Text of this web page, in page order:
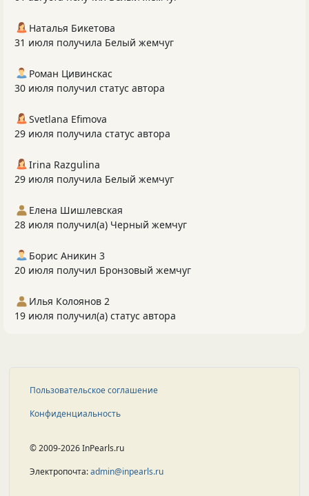
Наталья Бикетова
31 июля получила Белый жемчуг
Роман Цивинскас
30 июля получил статус автора
Svetlana Efimova
29 июля получила статус автора
Irina Razgulina
29 июля получила Белый жемчуг
Елена Шишлевская
28 июля получил(а) Черный жемчуг
Борис Аникин 3
20 июля получил Бронзовый жемчуг
Илья Колоянов 2
19 июля получил(а) статус автора
Пользовательское соглашение
Конфиденциальность
© 2009-2026 InPearls.ru
Электропочта:admin@inpearls.ru